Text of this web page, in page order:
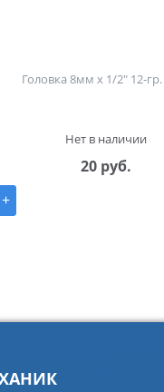
Головка 8мм х 1/2" 12-
Нет в наличии
20 руб.
+